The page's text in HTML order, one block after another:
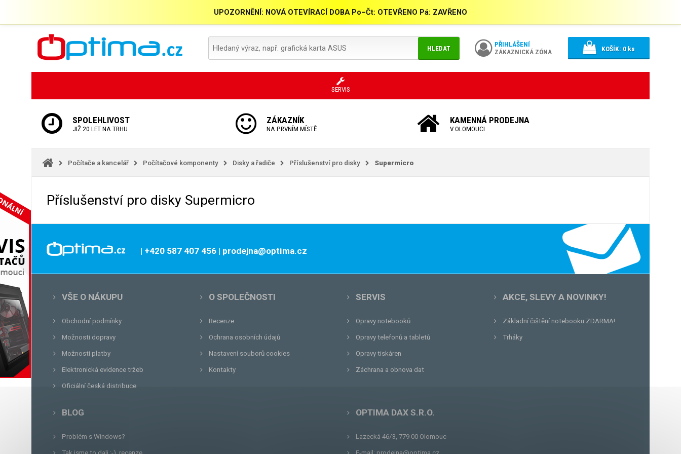
UPOZORNĚNÍ: NOVÁ OTEVÍRACÍ DOBA Po–Čt: OTEVŘENO Pá: ZAVŘENO
HLEDAT
PŘIHLÁŠENÍ
ZÁKAZNICKÁ ZÓNA
KOŠÍK: 0ks
SERVIS
SPOLEHLIVOST
JIŽ 20 LET NA TRHU
ZÁKAZNÍK
NA PRVNÍM MÍSTĚ
KAMENNÁ PRODEJNA
V OLOMOUCI
Počítače a kancelář Počítačové komponenty Disky a řadiče Příslušenství pro disky Supermicro
Příslušenství pro disky Supermicro
| +420 587 407 456 | prodejna@optima.cz
VŠE O NÁKUPU
Obchodní podmínky
Možnosti dopravy
Možnosti platby
Elektronická evidence tržeb
Oficiální česká distribuce
O SPOLEČNOSTI
Recenze
Ochrana osobních údajů
Nastavení souborů cookies
Kontakty
SERVIS
Opravy notebooků
Opravy telefonů a tabletů
Opravy tiskáren
Záchrana a obnova dat
AKCE, SLEVY A NOVINKY!
Základní čištění notebooku ZDARMA!
Trháky
BLOG
Problém s Windows?
OPTIMA DAX S.R.O.
Lazecká 46/3, 779 00 Olomouc